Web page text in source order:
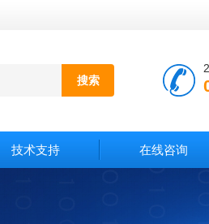
技术支持 在线咨询